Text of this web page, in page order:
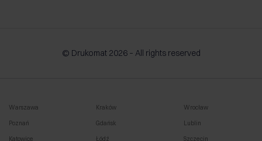
© Drukomat 2026 – All rights reserved
Warszawa Kraków Wrocław
Poznań Gdańsk Lublin
Katowice Łódź Szczecin